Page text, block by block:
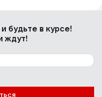
и будьте в курсе!
ждут!